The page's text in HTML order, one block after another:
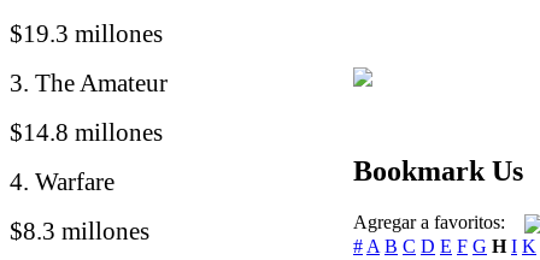
$19.3 millones
3. The Amateur
$14.8 millones
4. Warfare
$8.3 millones
Bookmark Us
Agregar a favoritos:
# A B C D E F G H I K